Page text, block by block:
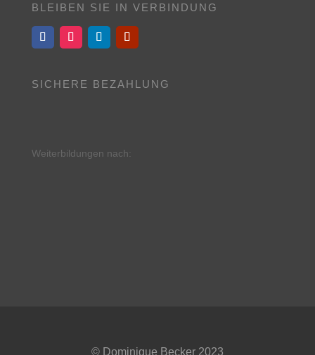
BLEIBEN SIE IN VERBINDUNG
SICHERE BEZAHLUNG
Weiterbildungen nach:
©Dominique Becker 2023